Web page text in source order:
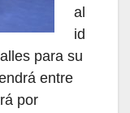
al
id
para su
entre
por